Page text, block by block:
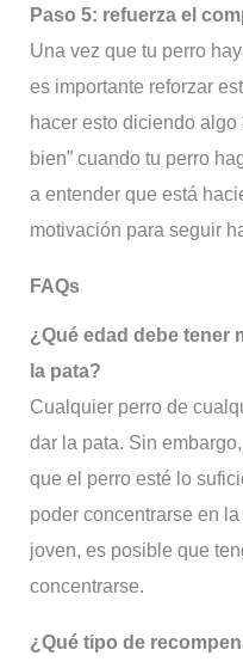
Paso 5: refuerza el
Una vez que tu perro
es importante reforzar
hacer esto diciendo algo
bien” cuando tu perro
a entender que está
motivación para seguir
FAQs
¿Qué edad debe tener
la pata?
Cualquier perro de
dar la pata. Sin
que el perro esté lo
poder concentrarse en
joven, es posible que
concentrarse.
¿Qué tipo de